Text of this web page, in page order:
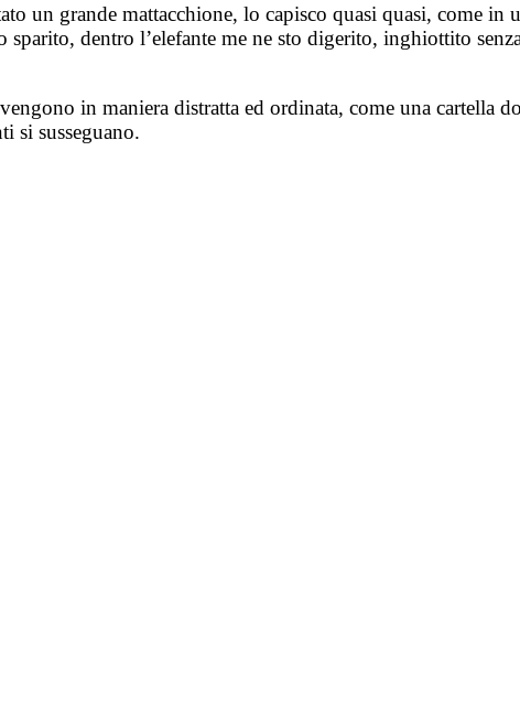
un grande mattacchione, lo capisco quasi quasi, come in
dentro l’elefante me ne sto digerito, inghiottito
in maniera distratta ed ordinata, come una cartella
si susseguano.